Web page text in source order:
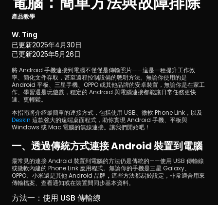
產品教學
W. Ting
已更新2025年4月30日
已更新2025年5月26日
將 Android 手機連接到電腦不僅僅是傳輸照片——這是一種提升工作效
率、簡化文件存取，甚至遠程控制設備的聰明方法。無論你使用的是
Android 平板、三星手機、OPPO 或其他品牌的安卓裝置，無論你是在家工
作、學習還是玩遊戲，穩定的 Android 與電腦連接都能讓日常任務更快
速、更輕鬆。
DeskIn 這款強大的遠端桌面程式，助你實現 Android 手機、平板與
Windows 或 Mac 電腦的無線連接。讓我們開始吧！
一、透過傳統方式連接 Android 裝置到電腦
最常見的連接 Android 裝置到電腦的方法仍是傳統的——使用 USB 傳輸線
或微軟內建的 Phone Link 應用程式。無論你的手機是三星 Galaxy、
OPPO、小米還是其他 Android 品牌 ， 這些方法都易於設定，非常適合用來
傳輸檔案、查看通知或在裝置間同步基本資料。
方法一：使用 USB 傳輸線
立即下載